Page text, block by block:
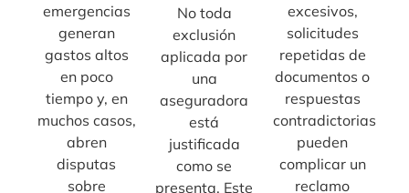
emergencias
generan
gastos altos
en poco
tiempo y, en
muchos casos,
abren
disputas
sobre
No toda
exclusión
aplicada por
una
aseguradora
está
justificada
como se
presenta. Este
excesivos,
solicitudes
repetidas de
documentos o
respuestas
contradictorias
pueden
complicar un
reclamo